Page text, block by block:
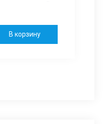
В корзину